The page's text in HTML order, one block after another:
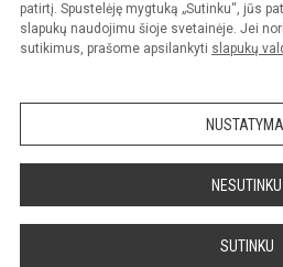
patirtį. Spustelėję mygtuką „Sutinku“, jūs
slapukų naudojimu šioje svetainėje. Jei
sutikimus, prašome apsilankyti slapukų
NESUTINKU
SUTINKU
Prieinamumo paraiška
Sumanus būdas atnaujinti